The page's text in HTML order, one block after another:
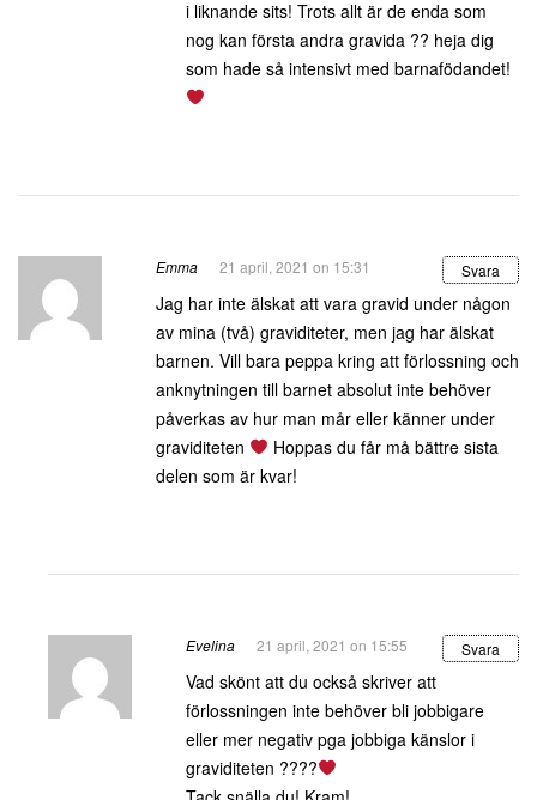
i liknande sits! Trots allt är de enda som
nog kan första andra gravida ?? heja dig
som hade så intensivt med barnafödandet!
Emma 21 april, 2021 on 15:31 Svara
Jag har inte älskat att vara gravid under någon
av mina (två) graviditeter, men jag har älskat
barnen. Vill bara peppa kring att förlossning och
anknytningen till barnet absolut inte behöver
påverkas av hur man mår eller känner under
graviditeten
Hoppas du får må bättre sista
delen som är kvar!
Evelina 21 april, 2021 on 15:55 Svara
Vad skönt att du också skriver att
förlossningen inte behöver bli jobbigare
eller mer negativ pga jobbiga känslor i
graviditeten ????